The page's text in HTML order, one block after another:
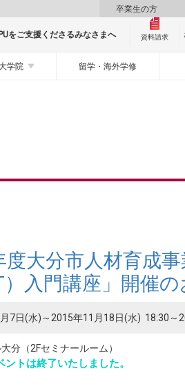
卒業生の方
をご支援くださるみなさまへ 資料請求
学院 留学・海外学修
度大分市人材育成
）入門講座」開催
7日(水)～2015年11月18日(水) 18:30
分（2Fセミナールーム）
ントは終了いたしました。